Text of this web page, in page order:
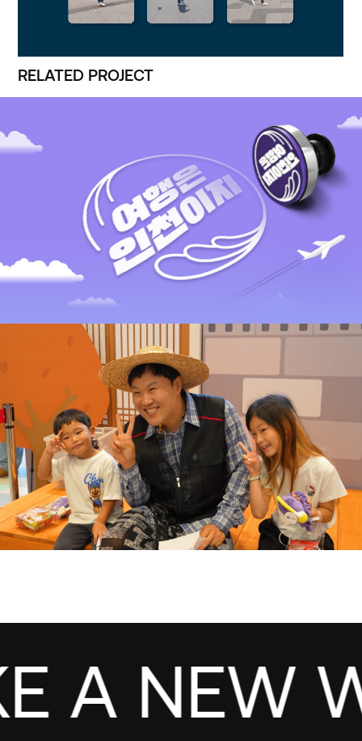
RELATED PROJECT
A NEW